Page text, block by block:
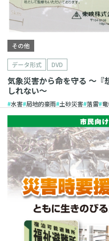
その他
データ形式 DVD
気象災害から命を守る 〜『
しれない〜
水害 局地的豪雨 土砂災害 落雷